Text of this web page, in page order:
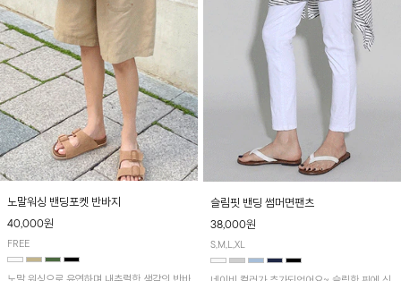
노말워싱 밴딩포켓 반바지
40,000원
FREE
슬림핏 밴딩 썸머면팬츠
38,000원
S,M,L,XL